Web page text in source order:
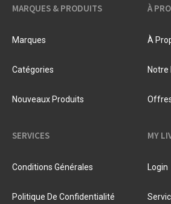
MARQUES & PRODUITS
Marques
Catégories
Nouveaux Produits
À
À
Notre
SERVICES
Conditions Générales
Politique De Confidentialité
MY
Login